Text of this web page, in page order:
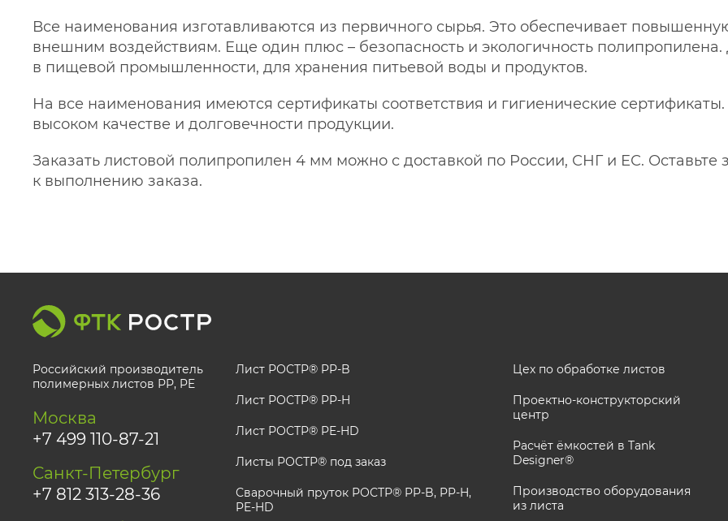
Все наименования изготавливаются из первичного сырья. Это обеспечивает
внешним воздействиям. Еще один плюс – безопасность и экологичность полипропилена.
в пищевой промышленности, для хранения питьевой воды и продуктов.
На все наименования имеются сертификаты соответствия и гигиенические
высоком качестве и долговечности продукции.
Заказать листовой полипропилен 4 мм можно с доставкой по России, СНГ и ЕС.
к выполнению заказа.
Российский производитель
полимерных листов РР, PE
Москва
+7 499 110-87-21
Санкт-Петербург
+7 812 313-28-36
Лист РОСТР® PP-B
Лист РОСТР® PP-H
Лист РОСТР® PE-HD
Листы РОСТР® под заказ
Сварочный пруток РОСТР® PP-B, PP-H,
PE-HD
Цех по обработке листов
Проектно-конструкторский
центр
Расчёт ёмкостей в Tank
Designer®
Производство оборудования
из листа